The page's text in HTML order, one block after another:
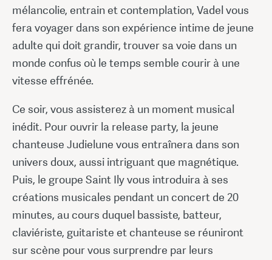
mélancolie, entrain et contemplation, Vadel vous
fera voyager dans son expérience intime de jeune
adulte qui doit grandir, trouver sa voie dans un
monde confus où le temps semble courir à une
vitesse effrénée.
Ce soir, vous assisterez à un moment musical
inédit. Pour ouvrir la release party, la jeune
chanteuse Judielune vous entraînera dans son
univers doux, aussi intriguant que magnétique.
Puis, le groupe Saint Ily vous introduira à ses
créations musicales pendant un concert de 20
minutes, au cours duquel bassiste, batteur,
claviériste, guitariste et chanteuse se réuniront
sur scène pour vous surprendre par leurs